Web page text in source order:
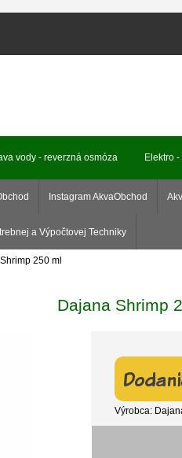
vody - reverzná osmóza Elektro
Instagram AkvaObchod
a Výpočtovej Techniky
250 ml
Dajana Shrimp
Výrobca: